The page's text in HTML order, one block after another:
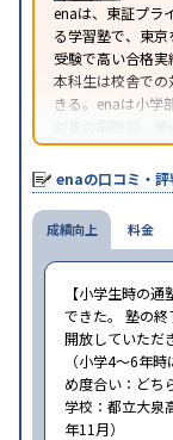
enaは、東証プラ
る学習塾で、東
受験で高い合格実
本科生は校舎で
きる。enaは小学
対象の国際部、
ースを用意して
enaの口コミ・評
成績向上
【小学生時の
できた。 塾の
開放していただ
（小学4〜6年
め度合い：どち
学校：都立大泉
年11月）
料金